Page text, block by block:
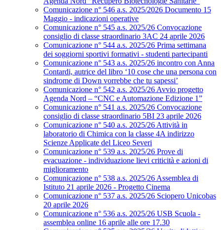
Comunicazione n° 546 a.s. 2025/2026 Documento 15
Maggio - indicazioni operative
Comunicazione n° 545 a.s. 2025/26 Convocazione
consiglio di classe straordinario 3AC 24 aprile 2026
Comunicazione n° 544 a.s. 2025/26 Prima settimana
dei soggiorni sportivi formativi - studenti partecipanti
Comunicazione n° 543 a.s. 2025/26 incontro con Anna
Contardi, autrice del libro ‘10 cose che una persona con
sindrome di Down vorrebbe che tu sapessi’
Comunicazione n° 542 a.s. 2025/26 Avvio progetto
Agenda Nord – “CNC e Automazione Edizione 1”
Comunicazione n° 541 a.s. 2025/26 Convocazione
consiglio di classe straordinario 5BI 23 aprile 2026
Comunicazione n° 540 a.s. 2025/26 Attività in
laboratorio di Chimica con la classe 4A indirizzo
Scienze Applicate del Liceo Severi
Comunicazione n° 539 a.s. 2025/26 Prove di
evacuazione - individuazione lievi criticità e azioni di
miglioramento
Comunicazione n° 538 a.s. 2025/26 Assemblea di
Istituto 21 aprile 2026 - Progetto Cinema
Comunicazione n° 537 a.s. 2025/26 Sciopero Unicobas
20 aprile 2026
Comunicazione n° 536 a.s. 2025/26 USB Scuola -
assemblea online 16 aprile alle ore 17.30